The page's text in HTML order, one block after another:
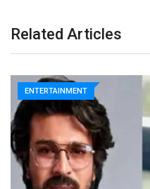
Related Articles
ENTERTAINMENT